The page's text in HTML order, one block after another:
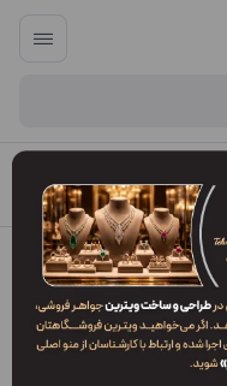
/ جعبه انگشتر AO2 ZLJ3